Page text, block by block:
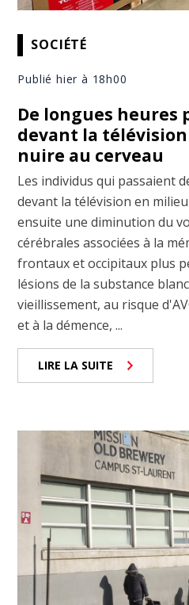
SOCIÉTÉ
Publié hier à 18h00
De longues heures
devant la
nuire au cerveau
Les individus qui passaient
devant la télévision en
ensuite une diminution du
cérébrales associées à la
frontaux et occipitaux plus
lésions de la substance
vieillissement, au risque
et à la démence, ...
LIRE LA SUITE